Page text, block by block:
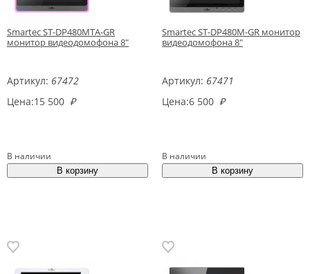
Smartec ST-DP480MTA-GR
монитор видеодомофона 8"
Артикул: 67472
Цена:15 500 ₽
В наличии
Smartec ST-DP480M-GR монитор
видеодомофона 8"
Артикул: 67471
Цена:6 500 ₽
В наличии